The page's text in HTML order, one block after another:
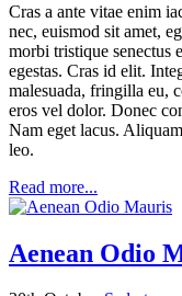
Cras a ante vitae enim
nec, euismod sit amet,
morbi tristique senectus
egestas. Cras id elit.
malesuada, fringilla eu,
eros vel dolor. Donec
Nam eget lacus.
leo.
Read more...
Aenean Odio